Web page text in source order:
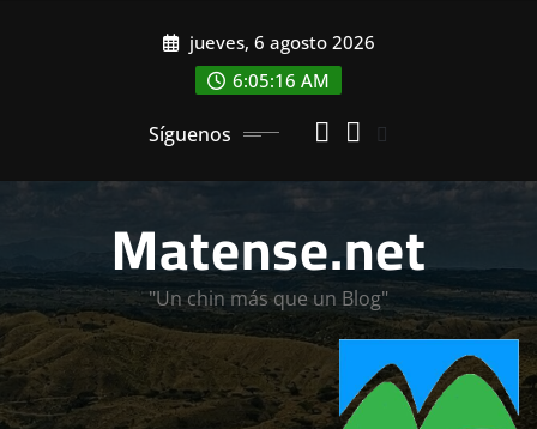
jueves, 6 agosto 2026
6:05:18 AM
Síguenos
Matense.net
"Un chin más que un Blog"